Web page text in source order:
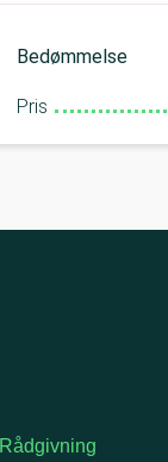
Bedømmelse
Pris
Rådgivning